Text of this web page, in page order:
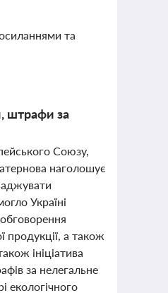
та
штрафи за
Союзу,
наголошує
Україні
продукції, а також
ініціатива
за нелегальне
екологічного